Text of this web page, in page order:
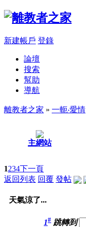
新建帳戶 登錄
論壇
搜索
幫助
導航
離教者之家 » 一軛‧愛情
主網站
1234下一頁
返回列表 回覆 發帖
天氣涼了...
1# 跳轉到